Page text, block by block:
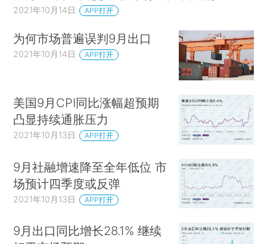
2021年10月14日 APP打开
为何市场普遍误判9月出口
2021年10月14日 APP打开
美国9月CPI同比涨幅超预期
凸显持续通胀压力
2021年10月13日 APP打开
9月社融增速降至全年低位 市
场预计四季度或反弹
2021年10月13日 APP打开
9月出口同比增长28.1% 继续